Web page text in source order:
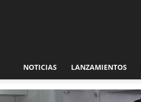
NOTICIAS LANZAMIENTOS